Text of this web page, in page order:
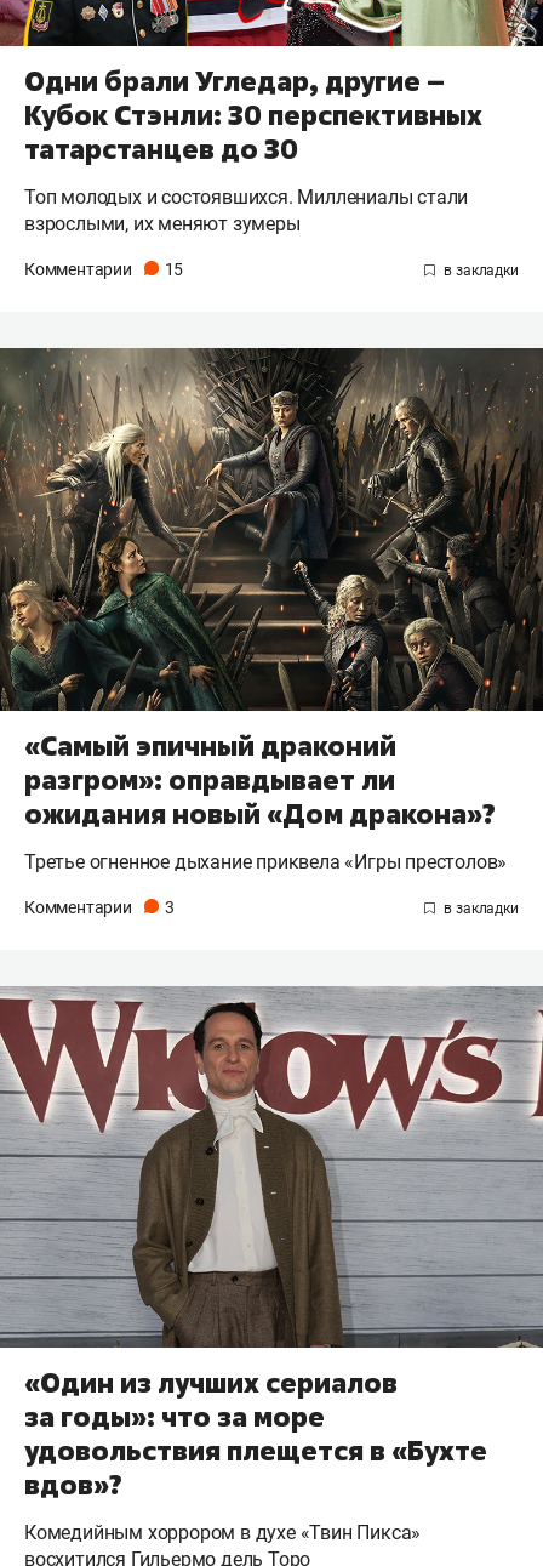
Одни брали Угледар, другие –
Кубок Стэнли: 30 перспективных
татарстанцев до 30
Топ молодых и состоявшихся. Миллениалы стали
взрослыми, их меняют зумеры
Комментарии 15
«Самый эпичный драконий
разгром»: оправдывает ли
ожидания новый «Дом дракона»?
Третье огненное дыхание приквела «Игры престолов»
Комментарии 3
«Один из лучших сериалов
за годы»: что за море
удовольствия плещется в «Бухте
вдов»?
Комедийным хоррором в духе «Твин Пикса»
восхитился Гильермо дель Торо